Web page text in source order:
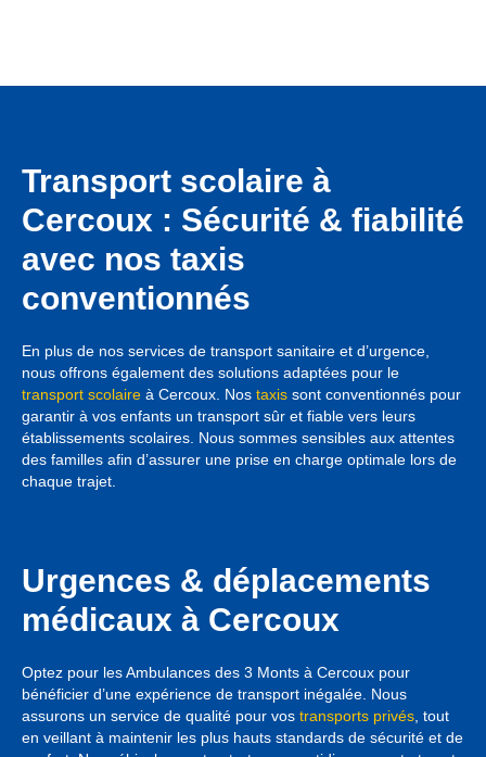
Transport scolaire à
Cercoux : Sécurité & fiabilité
avec nos taxis
conventionnés
En plus de nos services de transport sanitaire et d’urgence,
nous offrons également des solutions adaptées pour le
transport scolaire à Cercoux. Nos taxis sont conventionnés pour
garantir à vos enfants un transport sûr et fiable vers leurs
établissements scolaires. Nous sommes sensibles aux attentes
des familles afin d’assurer une prise en charge optimale lors de
chaque trajet.
Urgences & déplacements
médicaux à Cercoux
Optez pour les Ambulances des 3 Monts à Cercoux pour
bénéficier d’une expérience de transport inégalée. Nous
assurons un service de qualité pour vos transports privés, tout
en veillant à maintenir les plus hauts standards de sécurité et de